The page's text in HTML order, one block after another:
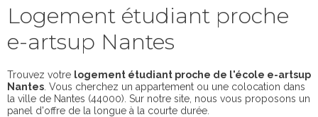
Logement étudiant proche
e-artsup Nantes
Trouvez votre logement étudiant proche de l'école e-artsup
Nantes . Vous cherchez un appartement ou une colocation dans
la ville de Nantes (44000). Sur notre site, nous vous proposons un
panel d'offre de la longue à la courte durée.